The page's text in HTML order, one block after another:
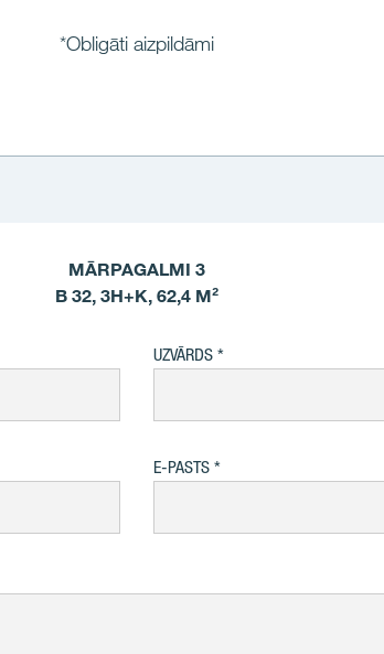
*Obligāti aizpildāmi
MĀRPAGALMI 3
B 32, 3H+K, 62,4 M²
UZVĀRDS
E-PASTS